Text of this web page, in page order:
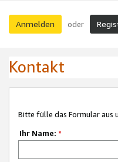
Anmelden oder
Kontakt
Bitte fülle das Formular aus
Ihr Name: *